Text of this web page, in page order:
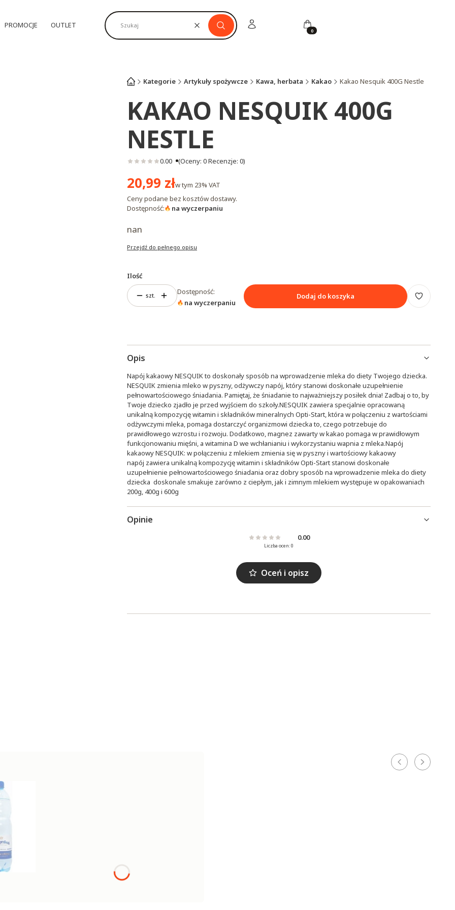
PROMOCJE OUTLET Wyczyść Szukaj
Zaloguj się Koszyk
Kategorie Artykuły spożywcze Kawa, herbata Kakao Kakao Nesquik 400G Nestle
KAKAO NESQUIK 400G
NESTLE
0.00 (Oceny: 0 Recenzje: 0)
Cena
20,99 złw tym 23% VAT
Ceny podane bez kosztów dostawy.
Dostępność:
na wyczerpaniu
nan
Przejdź do pełnego opisu
Ilość
szt.
Dostępność:
na wyczerpaniu
Dodaj do koszyka
Opis
Napój kakaowy NESQUIK to doskonały sposób na wprowadzenie mleka do diety Twojego dziecka.
NESQUIK zmienia mleko w pyszny, odżywczy napój, który stanowi doskonałe uzupełnienie
pełnowartościowego śniadania. Pamiętaj, że śniadanie to najważniejszy posiłek dnia! Zadbaj o to, by
Twoje dziecko zjadło je przed wyjściem do szkoły.NESQUIK zawiera specjalnie opracowaną
unikalną kompozycję witamin i składników mineralnych Opti-Start, która w połączeniu z wartościami
odżywczymi mleka, pomaga dostarczyć organizmowi dziecka to, czego potrzebuje do
prawidłowego wzrostu i rozwoju. Dodatkowo, magnez zawarty w kakao pomaga w prawidłowym
funkcjonowaniu mięśni, a witamina D we wchłanianiu i wykorzystaniu wapnia z mleka.Napój
kakaowy NESQUIK: w połączeniu z mlekiem zmienia się w pyszny i wartościowy kakaowy
napój zawiera unikalną kompozycję witamin i składników Opti-Start stanowi doskonałe
uzupełnienie pełnowartościowego śniadania oraz dobry sposób na wprowadzenie mleka do diety
dziecka doskonale smakuje zarówno z ciepłym, jak i zimnym mlekiem występuje w opakowaniach
200g, 400g i 600g
Opinie
0.00
Liczba ocen: 0
Oceń i opisz